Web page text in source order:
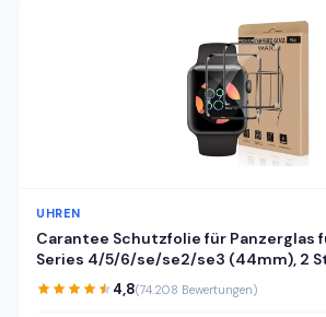
UHREN
Carantee Schutzfolie für Panzerglas
Series 4/5/6/se/se2/se3 (44mm), 2
Kratzen Displayfolie, 3D Kante,
Blasenfrei Apple Watch 44mm
4,8(74.208 Bewertungen)